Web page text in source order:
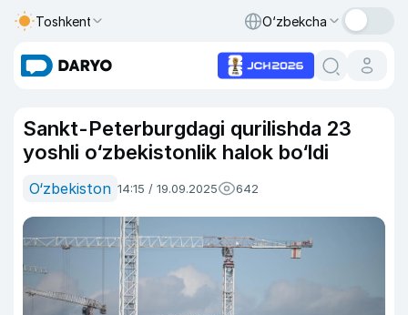
Toshkent O‘zbekcha
Sankt-Peterburgdagi qurilishda 23
yoshli o‘zbekistonlik halok bo‘ldi
O‘zbekiston 14:15 / 19.09.2025 642